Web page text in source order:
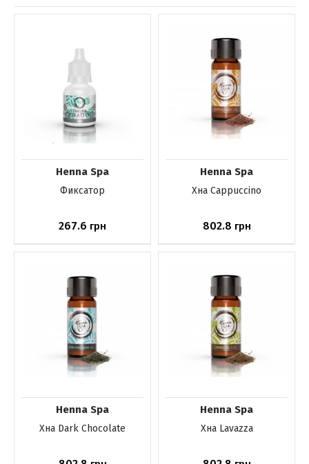
Henna Spa
Фиксатор
267.6 грн
Henna Spa
Хна Cappuccino
802.8 грн
Henna Spa
Хна Dark Chocolate
Henna Spa
Хна Lavazza